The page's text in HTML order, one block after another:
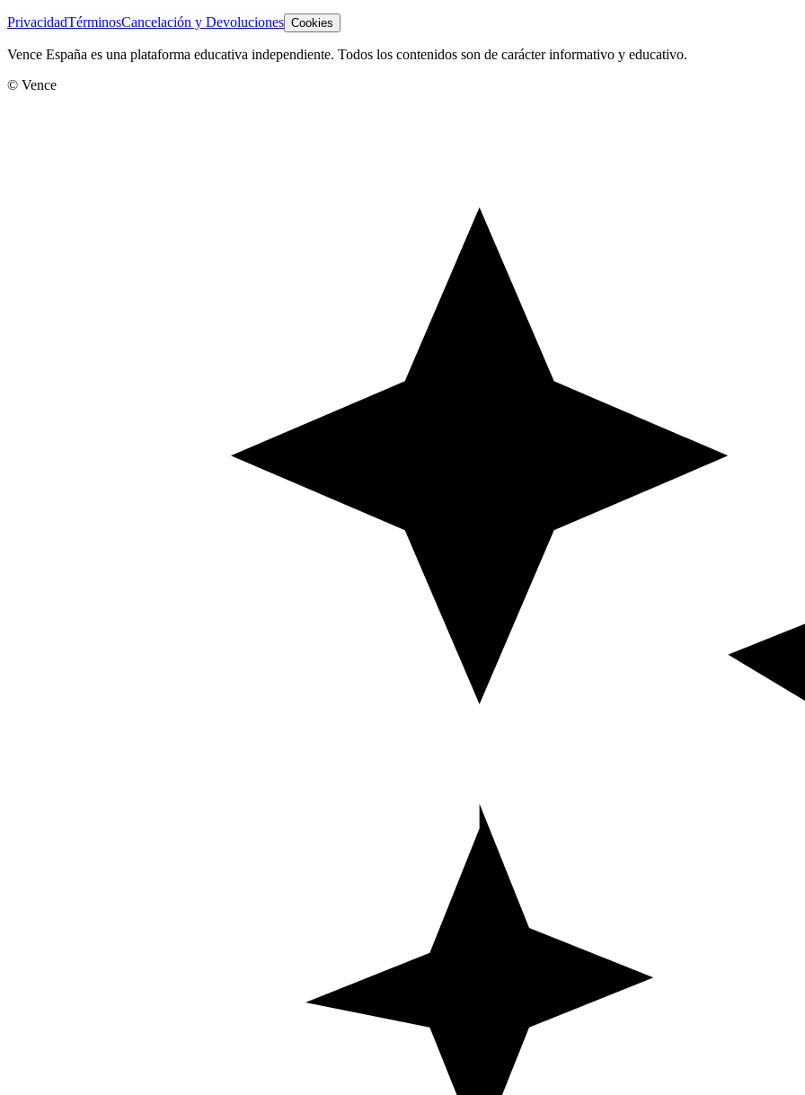
PrivacidadTérminosCancelación y Devoluciones Cookies
Vence España es una plataforma educativa independiente. Todos los contenidos son de carácter informativo y educativo.
© Vence